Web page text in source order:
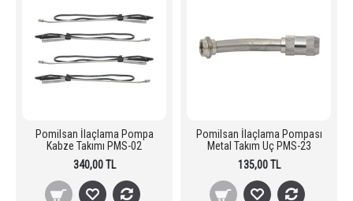
Pomilsan İlaçlama Pompa
Kabze Takımı PMS-02
340,00 TL
Pomilsan İlaçlama Pompası
Metal Takım Uç PMS-23
135,00 TL